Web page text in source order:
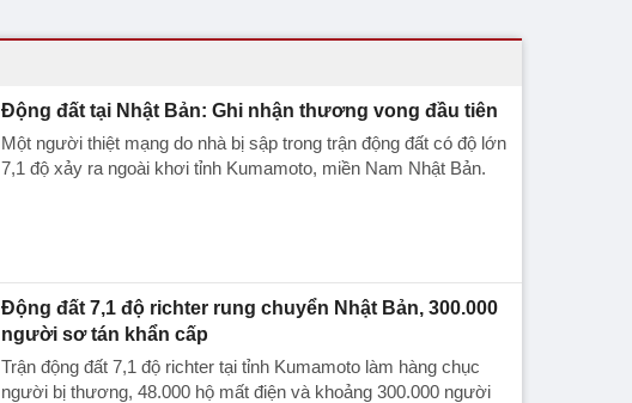
Động đất tại Nhật Bản: Ghi nhận thương vong đầu tiên
Một người thiệt mạng do nhà bị sập trong trận động đất có độ lớn
7,1 độ xảy ra ngoài khơi tỉnh Kumamoto, miền Nam Nhật Bản.
Động đất 7,1 độ richter rung chuyển Nhật Bản, 300.000
người sơ tán khẩn cấp
Trận động đất 7,1 độ richter tại tỉnh Kumamoto làm hàng chục
người bị thương, 48.000 hộ mất điện và khoảng 300.000 người